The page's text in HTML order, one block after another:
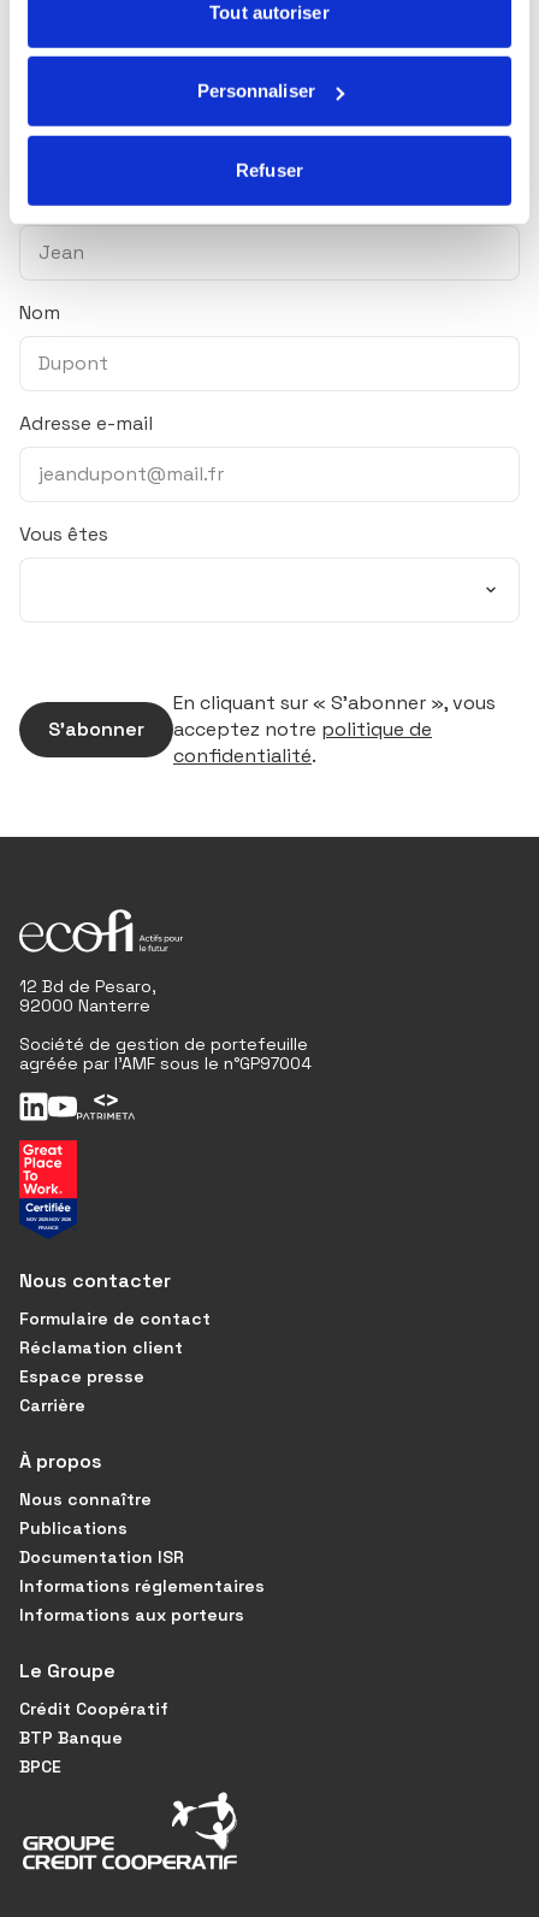
Tout autoriser
Personnaliser
Refuser
Essentiel ! Le magazine ISR & solidaire
Prénom
Nom
Adresse e-mail
Vous êtes
S’abonner
En cliquant sur « S’abonner », vous
acceptez notre politique de
confidentialité.
12 Bd de Pesaro,
92000 Nanterre
Société de gestion de portefeuille
agréée par l'AMF sous le n°GP97004
Nous contacter
Formulaire de contact
Réclamation client
Espace presse
Carrière
À propos
Nous connaître
Publications
Documentation ISR
Informations réglementaires
Informations aux porteurs
Le Groupe
Crédit Coopératif
BTP Banque
BPCE